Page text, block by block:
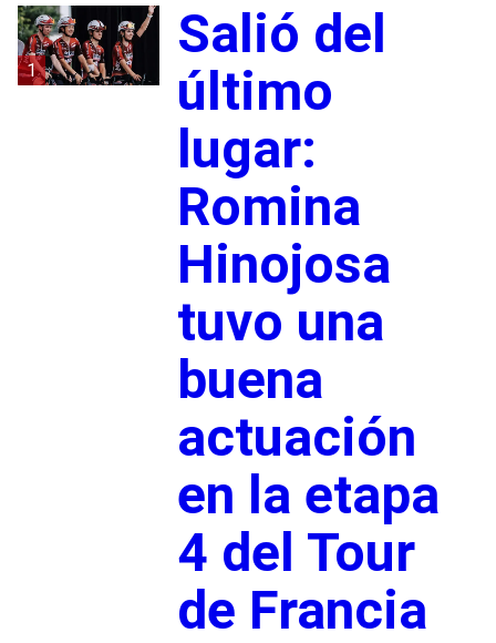
1
Salió del
último
lugar:
Romina
Hinojosa
tuvo una
buena
actuación
en la etapa
4 del Tour
de Francia